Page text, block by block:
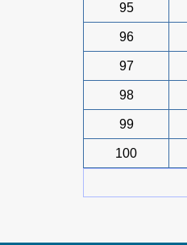
95
96
97
98
99
100